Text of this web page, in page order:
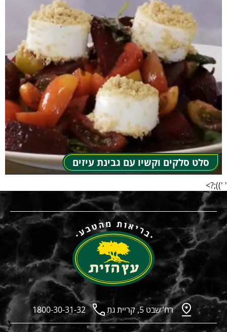
סלט סלקים וקשיו עם גבינת עיזים
' '));?>
רח’ שבט 5, קריית גת 1800-30-31-32